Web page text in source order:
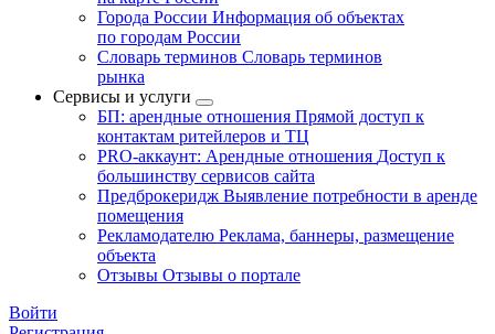
Города России Информация об объектах
по городам России
Словарь терминов Словарь терминов
рынка
Сервисы и услуги
БП: арендные отношения Прямой доступ к
контактам ритейлеров и ТЦ
PRO-аккаунт: Арендные отношения Доступ к
большинству сервисов сайта
Предброкеридж Выявление потребности в аренде
помещения
Рекламодателю Реклама, баннеры, размещение
объекта
Отзывы Отзывы о портале
Войти